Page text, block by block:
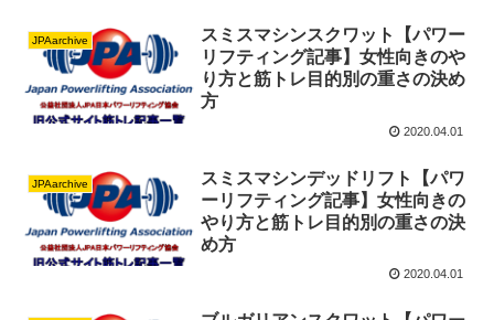
JPAarchive
スミスマシンスクワット【パワー
リフティング記事】女性向きのや
り方と筋トレ目的別の重さの決め
方
2020.04.01
JPAarchive
スミスマシンデッドリフト【パワ
ーリフティング記事】女性向きの
やり方と筋トレ目的別の重さの決
め方
2020.04.01